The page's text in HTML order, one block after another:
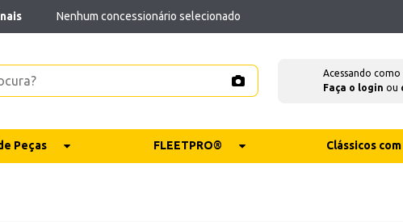
Nenhum concessionário selecionado
Acessando
Faça o login ou
Peças FLEETPRO® Clássicos